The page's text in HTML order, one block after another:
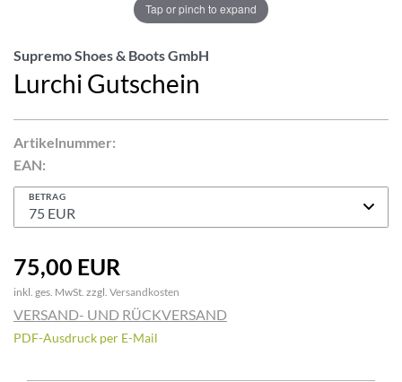
Tap or pinch to expand
Supremo Shoes & Boots GmbH
Lurchi Gutschein
Artikelnummer:
EAN:
BETRAG
75,00 EUR
inkl. ges. MwSt. zzgl. Versandkosten
VERSAND- UND RÜCKVERSAND
PDF-Ausdruck per E-Mail